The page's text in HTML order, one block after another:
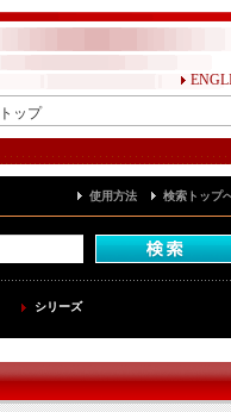
トップ
使用方法 検索トップ
シリーズ